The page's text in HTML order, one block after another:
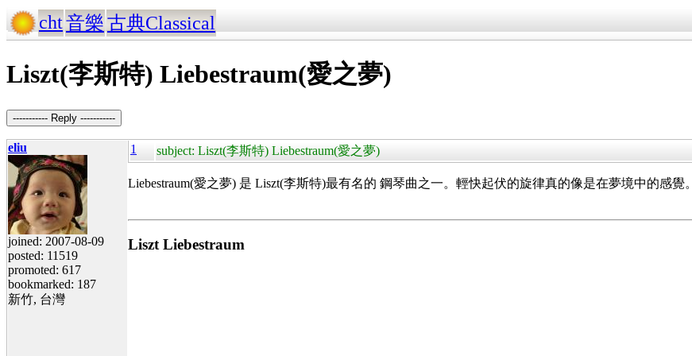
cht音樂古典Classical
Liszt(李斯特) Liebestraum(愛之夢)
----------- Reply -----------
eliu
joined: 2007-08-09
posted: 11519
promoted: 617
bookmarked: 187
新竹, 台灣
1 subject: Liszt(李斯特) Liebestraum(愛之夢)
Liebestraum(愛之夢) 是 Liszt(李斯特)最有名的 鋼琴曲之一。 輕快起伏的旋律真的像是在夢境中的感覺。
Liszt Liebestraum